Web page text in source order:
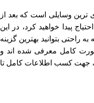
وسایلی است که بعد از
پیدا خواهید کرد، در این
راحتی بتوانید بهترین گزینه
صورت کامل معرفی شده اند و
جهت کسب اطلاعات کامل تا